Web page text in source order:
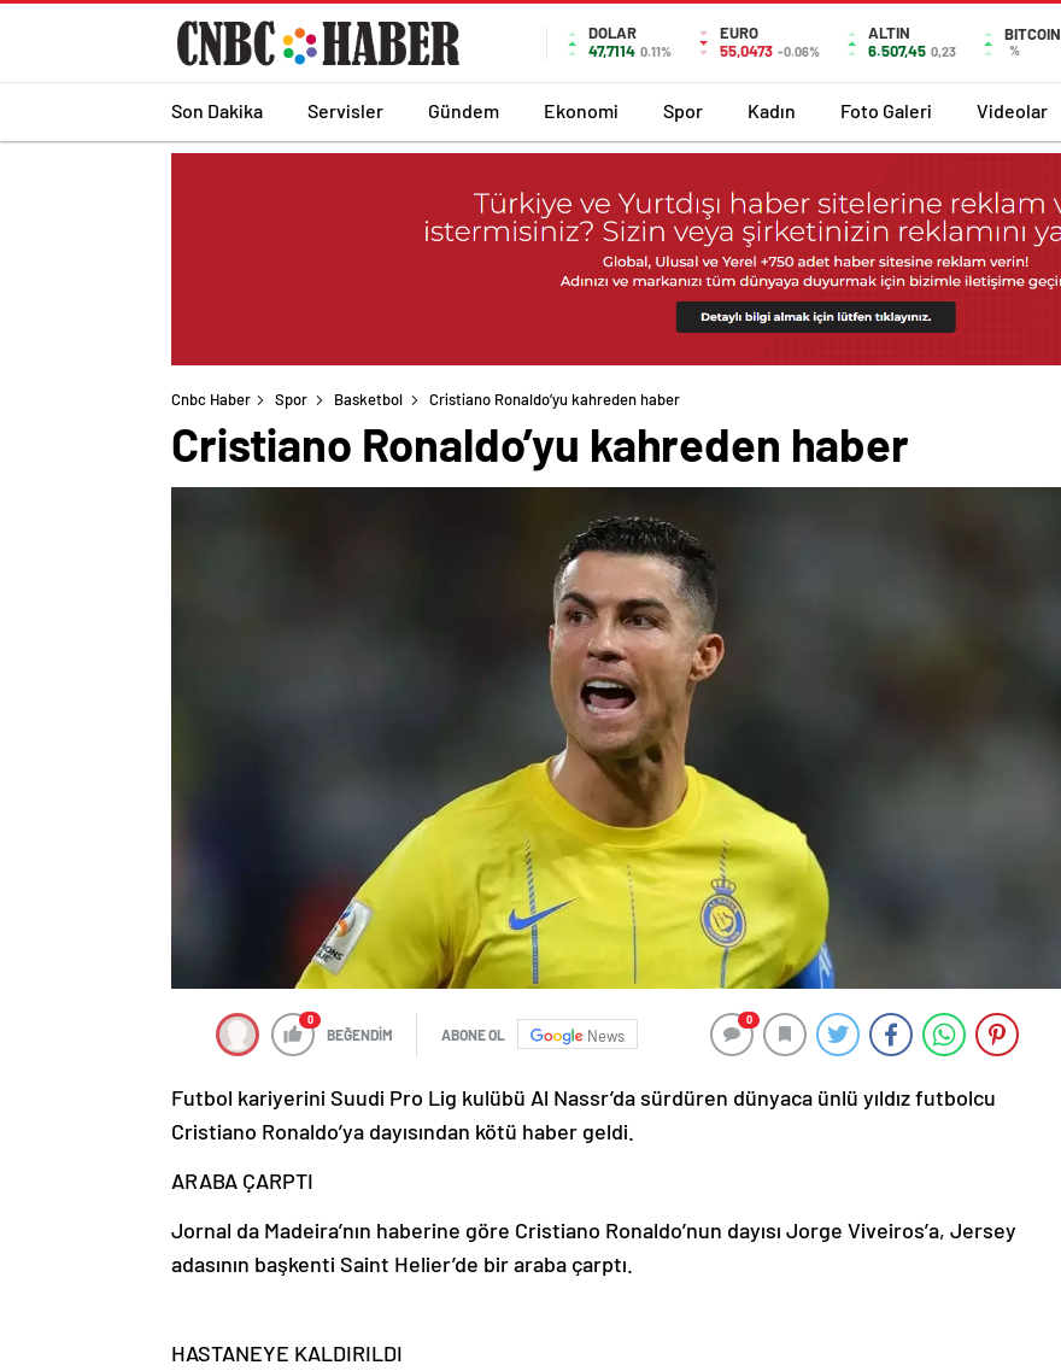
DOLAR
47,7114 0.11%
EURO
55,0473 -0.06%
ALTIN
6.507,45 0,23
BITCOIN
%
Son Dakika Servisler Gündem Ekonomi Spor Kadın Foto Galeri Videolar
Cnbc Haber Spor Basketbol Cristiano Ronaldo’yu kahreden haber
Cristiano Ronaldo’yu kahreden haber
0
BEĞENDİM ABONE OL News
0
Futbol kariyerini Suudi Pro Lig kulübü Al Nassr’da sürdüren dünyaca ünlü yıldız futbolcu
Cristiano Ronaldo’ya dayısından kötü haber geldi.
ARABA ÇARPTI
Jornal da Madeira’nın haberine göre Cristiano Ronaldo’nun dayısı Jorge Viveiros’a, Jersey
adasının başkenti Saint Helier’de bir araba çarptı.
HASTANEYE KALDIRILDI